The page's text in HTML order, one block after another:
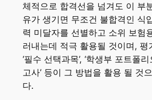
체적으로 합격선을 넘겨도 이 부
유가 생기면 무조건 불합격인 식
력 미달자를 선별하고 소위 보험
러내는데 적극 활용될 것이며, 평
‘필수 선택과목’, ‘학생부 포트폴리
고사’ 등이 그 방법을 활용 될 것
다.